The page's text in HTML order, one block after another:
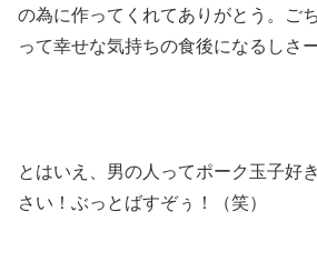
の為に作ってくれてありがとう。ご
って幸せな気持ちの食後になるしさー
とはいえ、男の人ってポーク玉子好
さい！ぶっとばすぞぅ！（笑）